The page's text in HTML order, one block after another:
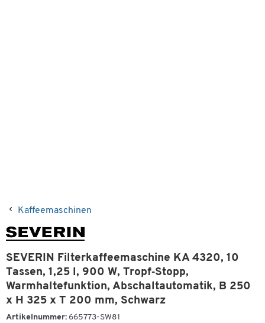
Kaffeemaschinen
SEVERIN Filterkaffeemaschine KA 4320, 10
Tassen, 1,25 l, 900 W, Tropf‑Stopp,
Warmhaltefunktion, Abschaltautomatik, B 250
x H 325 x T 200 mm, Schwarz
Artikelnummer: 665773-SW81